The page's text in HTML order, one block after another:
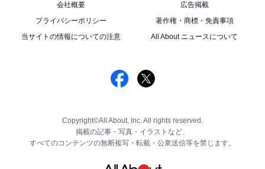
会社概要
広告掲載
プライバシーポリシー
著作権・商標・免責事項
当サイトの情報についての注意
All About ニュースについて
Copyright©All About, Inc. All rights reserved.
掲載の記事・写真・イラストなど、
すべてのコンテンツの無断複写・転載・公衆送信等を禁じます。